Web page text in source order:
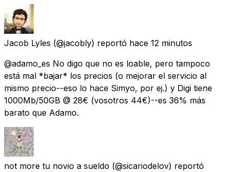
Jacob Lyles (@jacobly) reportó hace 12 minutos
@adamo_es No digo que no es loable, pero tampoco
está mal *bajar* los precios (o mejorar el servicio al
mismo precio--eso lo hace Simyo, por ej.) y Digi tiene
1000Mb/50GB @ 28€ (vosotros 44€)--es 36% más
barato que Adamo.
not more tu novio a sueldo (@sicariodelov) reportó